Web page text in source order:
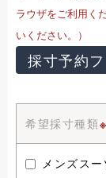
ラウザをご利用く
いください。）
採寸予約
希望採寸種類※
メンズス